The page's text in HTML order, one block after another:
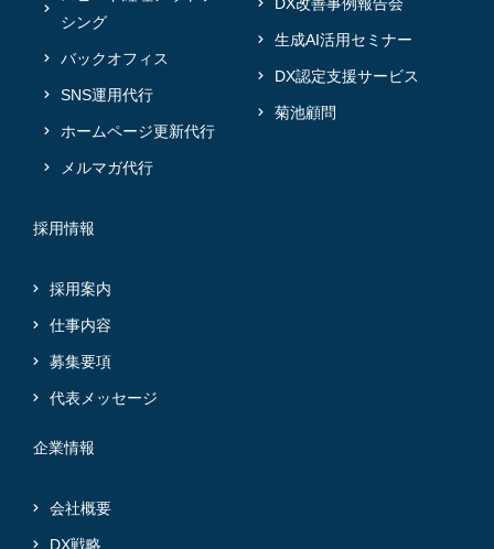
シング
バックオフィス
SNS運用代行
ホームページ更新代行
メルマガ代行
生成AI活用セミナー
DX認定支援サービス
菊池顧問
採用情報
採用案内
仕事内容
募集要項
代表メッセージ
企業情報
会社概要
DX戦略